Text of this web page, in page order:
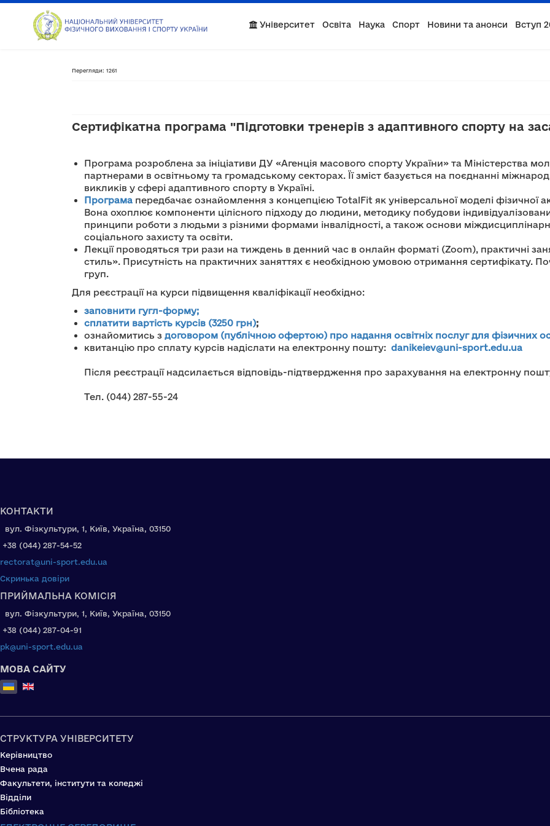
Університет Освіта Наука Спорт Новини та анонси Вступ
Перегляди: 1261
Сертифікатна програма "Підготовки тренерів з адаптивного спорту на
Програма розроблена за ініціативи ДУ «Агенція масового спорту України» та Міністерства
партнерами в освітньому та громадському секторах. Її зміст базується на поєднанні
викликів у сфері адаптивного спорту в Україні.
Програма передбачає ознайомлення з концепцією TotalFit як універсальної моделі фізичної
Вона охоплює компоненти цілісного підходу до людини, методику побудови
принципи роботи з людьми з різними формами інвалідності, а також основи
соціального захисту та освіти.
Лекції проводяться три рази на тиждень в денний час в онлайн форматі (Zoom), практичні
стиль». Присутність на практичних заняттях є необхідною умовою отримання сертифікату.
груп.
Для реєстрації на курси підвищення кваліфікації необхідно:
заповнити гугл-форму;
сплатити вартість курсів (3250 грн);
ознайомитись з договором (публічною офертою) про надання освітніх послуг для фізичних
квитанцію про сплату курсів надіслати на електронну пошту: danikeiev@uni-sport.edu.ua
Після реєстрації надсилається відповідь-підтвердження про зарахування на електронну
Тел. (044) 287-55-24
КОНТАКТИ
вул. Фізкультури, 1, Київ, Україна, 03150
+38 (044) 287-54-52
rectorat@uni-sport.edu.ua
Скринька довіри
ПРИЙМАЛЬНА КОМІСІЯ
вул. Фізкультури, 1, Київ, Україна, 03150
+38 (044) 287-04-91
pk@uni-sport.edu.ua
МОВА САЙТУ
Оберіть свою мову
СТРУКТУРА УНІВЕРСИТЕТУ
Керівництво
Вчена рада
Факультети, інститути та коледжі
Відділи
Бібліотека